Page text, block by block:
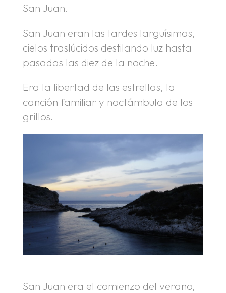
San Juan.
San Juan eran las tardes larguísimas,
cielos traslúcidos destilando luz hasta
pasadas las diez de la noche.
Era la libertad de las estrellas, la
canción familiar y noctámbula de los
grillos.
San Juan era el comienzo del verano,